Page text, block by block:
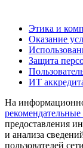
Этика и
Оказание
Защита
ИТ
На
предоставления
и анализа
пользователей